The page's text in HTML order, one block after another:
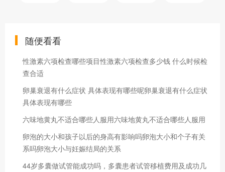
随便看看
性激素六项检查哪些项目性激素六项检查多少钱 什么时候检
查合适
卵巢衰退有什么症状 具体表现有哪些呢卵巢衰退有什么症状
具体表现有哪些
六味地黄丸不适合哪些人服用六味地黄丸不适合哪些人服用
卵泡的大小和孩子以后的身高有影响吗卵泡大小和个子有关
系吗卵泡大小与妊娠结局的关系
44岁多囊做试管能成功吗，多囊患者试管移植费用及成功几